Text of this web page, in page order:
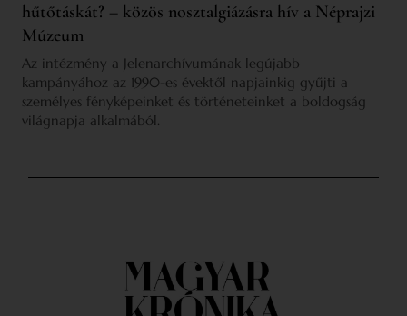
hűtőtáskát? – közös nosztalgiázásra hív a Néprajzi
Múzeum
Az intézmény a Jelenarchívumának legújabb
kampányához az 1990-es évektől napjainkig gyűjti a
személyes fényképeinket és történeteinket a boldogság
világnapja alkalmából.